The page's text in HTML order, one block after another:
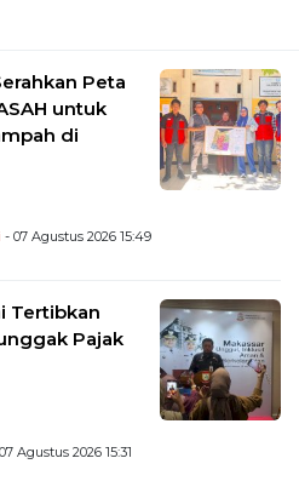
Peta
untuk
di
- 07 Agustus 2026 15:49
Tertibkan
Pajak
Agustus 2026 15:31